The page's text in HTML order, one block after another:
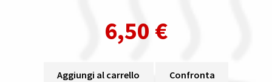
6,50 €
Aggiungi al carrello Confronta